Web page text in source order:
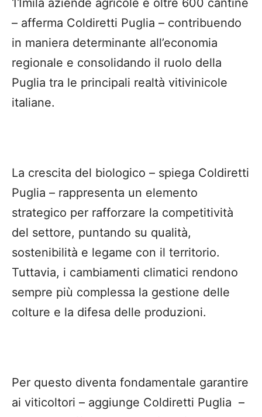
11mila aziende agricole e oltre 600 cantine
– afferma Coldiretti Puglia – contribuendo
in maniera determinante all’economia
regionale e consolidando il ruolo della
Puglia tra le principali realtà vitivinicole
italiane.
La crescita del biologico – spiega Coldiretti
Puglia – rappresenta un elemento
strategico per rafforzare la competitività
del settore, puntando su qualità,
sostenibilità e legame con il territorio.
Tuttavia, i cambiamenti climatici rendono
sempre più complessa la gestione delle
colture e la difesa delle produzioni.
Per questo diventa fondamentale garantire
ai viticoltori – aggiunge Coldiretti Puglia –